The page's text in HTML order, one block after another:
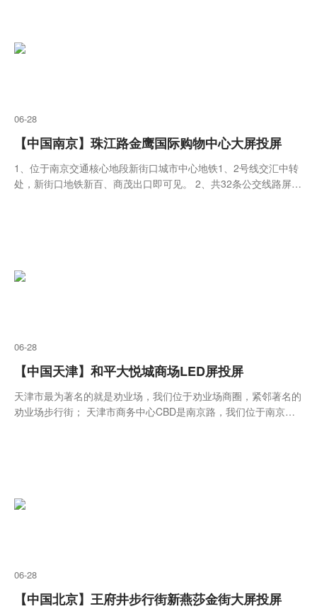
06-28
【中国南京】珠江路金鹰国际购物中心大屏投屏
1、位于南京交通核心地段新街口城市中心地铁1、2号线交汇中转
处，新街口地铁新百、商茂出口即可见。 2、共32条公交线路屏体
06-28
【中国天津】和平大悦城商场LED屏投屏
天津市最为著名的就是劝业场，我们位于劝业场商圈，紧邻著名的
劝业场步行街； 天津市商务中心CBD是南京路，我们位于南京路
06-28
【中国北京】王府井步行街新燕莎金街大屏投屏